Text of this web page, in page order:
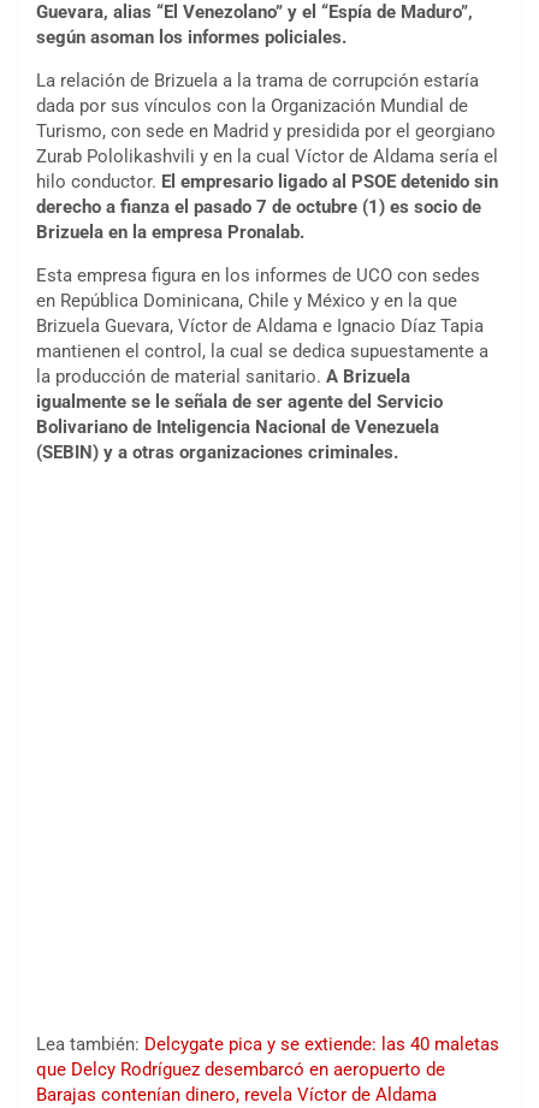
Guevara, alias “El Venezolano” y el “Espía de Maduro”,
según asoman los informes policiales.
La relación de Brizuela a la trama de corrupción estaría
dada por sus vínculos con la Organización Mundial de
Turismo, con sede en Madrid y presidida por el georgiano
Zurab Pololikashvili y en la cual Víctor de Aldama sería el
hilo conductor. El empresario ligado al PSOE detenido sin
derecho a fianza el pasado 7 de octubre (1) es socio de
Brizuela en la empresa Pronalab.
Esta empresa figura en los informes de UCO con sedes
en República Dominicana, Chile y México y en la que
Brizuela Guevara, Víctor de Aldama e Ignacio Díaz Tapia
mantienen el control, la cual se dedica supuestamente a
la producción de material sanitario. A Brizuela
igualmente se le señala de ser agente del Servicio
Bolivariano de Inteligencia Nacional de Venezuela
(SEBIN) y a otras organizaciones criminales.
Lea también: Delcygate pica y se extiende: las 40 maletas
que Delcy Rodríguez desembarcó en aeropuerto de
Barajas contenían dinero, revela Víctor de Aldama